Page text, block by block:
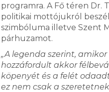
programra. A Fő téren Dr.
politikai mottójukról
szimbóluma illetve Szent
párhuzamot.
„A legenda szerint,
hozzáfordult akkor
köpenyét és a felét
ez nem csak a